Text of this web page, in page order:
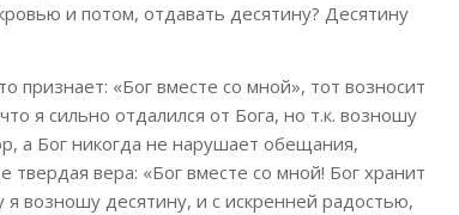
и потом, отдавать десятину? Десятину
признает: «Бог вместе со мной», тот возносит
я сильно отдалился от Бога, но т.к. возношу
а Бог никогда не нарушает обещания,
вера: «Бог вместе со мной! Бог хранит
возношу десятину, и с искренней радостью,